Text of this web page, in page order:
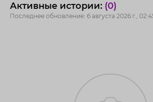
Активные истории: (0)
Последнее обновление: 6 августа 2026 г.,